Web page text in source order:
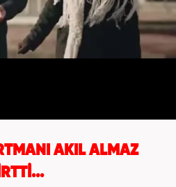
AKIL ALMAZ